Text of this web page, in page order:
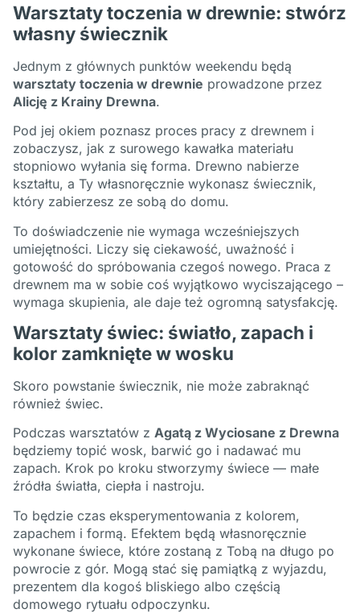
Warsztaty toczenia w drewnie: stwórz
własny świecznik
Jednym z głównych punktów weekendu będą
warsztaty toczenia w drewnie prowadzone przez
Alicję z Krainy Drewna.
Pod jej okiem poznasz proces pracy z drewnem i
zobaczysz, jak z surowego kawałka materiału
stopniowo wyłania się forma. Drewno nabierze
kształtu, a Ty własnoręcznie wykonasz świecznik,
który zabierzesz ze sobą do domu.
To doświadczenie nie wymaga wcześniejszych
umiejętności. Liczy się ciekawość, uważność i
gotowość do spróbowania czegoś nowego. Praca z
drewnem ma w sobie coś wyjątkowo wyciszającego –
wymaga skupienia, ale daje też ogromną satysfakcję.
Warsztaty świec: światło, zapach i
kolor zamknięte w wosku
Skoro powstanie świecznik, nie może zabraknąć
również świec.
Podczas warsztatów z Agatą z Wyciosane z Drewna
będziemy topić wosk, barwić go i nadawać mu
zapach. Krok po kroku stworzymy świece — małe
źródła światła, ciepła i nastroju.
To będzie czas eksperymentowania z kolorem,
zapachem i formą. Efektem będą własnoręcznie
wykonane świece, które zostaną z Tobą na długo po
powrocie z gór. Mogą stać się pamiątką z wyjazdu,
prezentem dla kogoś bliskiego albo częścią
domowego rytuału odpoczynku.